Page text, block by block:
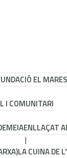
EL
I COMUNITARI
ENLLAÇAT
LA CUINA DE